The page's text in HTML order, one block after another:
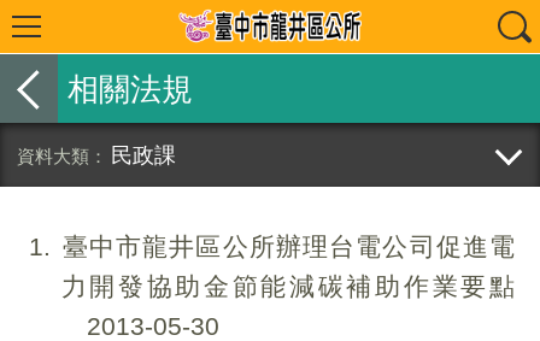
相關法規
民政課
1
臺中市龍井區公所辦理台電公司促進電
力開發協助金節能減碳補助作業要點
2013-05-30